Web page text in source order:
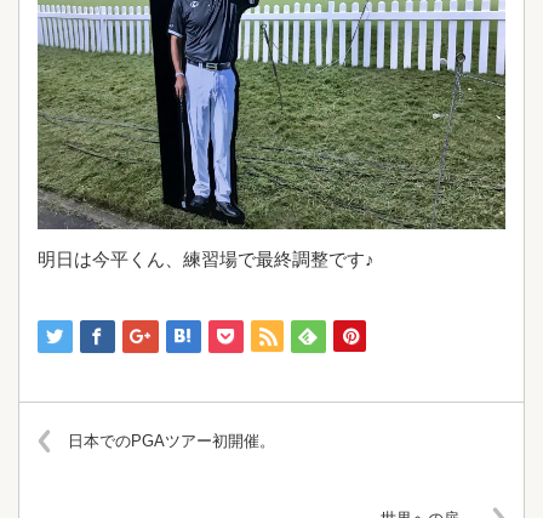
明日は今平くん、練習場で最終調整です♪
日本でのPGAツアー初開催。